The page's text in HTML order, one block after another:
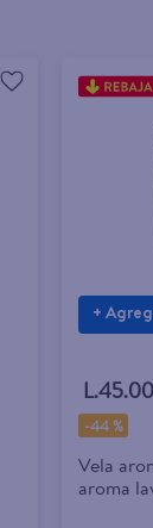
+
L.45.00
-44 %
Vela
aroma